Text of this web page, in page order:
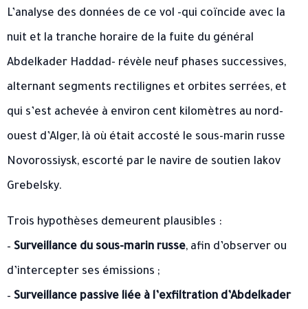
L’analyse des données de ce vol -qui coïncide avec la
nuit et la tranche horaire de la fuite du général
Abdelkader Haddad- révèle neuf phases successives,
alternant segments rectilignes et orbites serrées, et
qui s’est achevée à environ cent kilomètres au nord-
ouest d’Alger, là où était accosté le sous-marin russe
Novorossiysk, escorté par le navire de soutien Iakov
Grebelsky.
Trois hypothèses demeurent plausibles :
– Surveillance du sous-marin russe, afin d’observer ou
d’intercepter ses émissions ;
– Surveillance passive liée à l’exfiltration d’Abdelkader